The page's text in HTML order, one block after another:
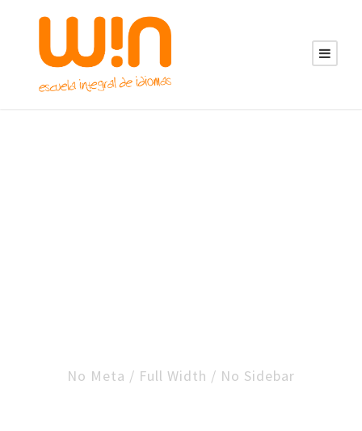
No Meta / Full Width / No Sidebar